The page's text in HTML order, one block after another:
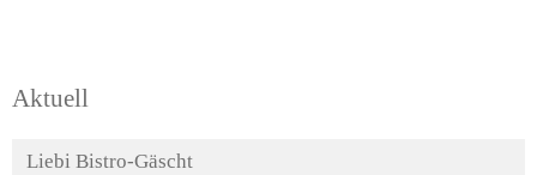
Aktuell
Liebi Bistro-Gäscht